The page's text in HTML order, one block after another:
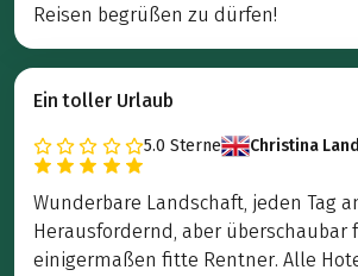
Reisen begrüßen zu dürfen!
Ein toller Urlaub
5.0 Sterne Christina
Wunderbare Landschaft, jeden Tag
Herausfordernd, aber überschaubar
einigermaßen fitte Rentner. Alle